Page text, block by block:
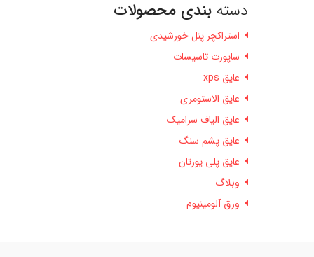
دسته بندی محصولات
استراکچر پنل خورشیدی
ساپورت تاسیسات
عایق xps
عایق الاستومری
عایق الیاف سرامیک
عایق پشم سنگ
عایق پلی یورتان
وبلاگ
ورق آلومینیوم